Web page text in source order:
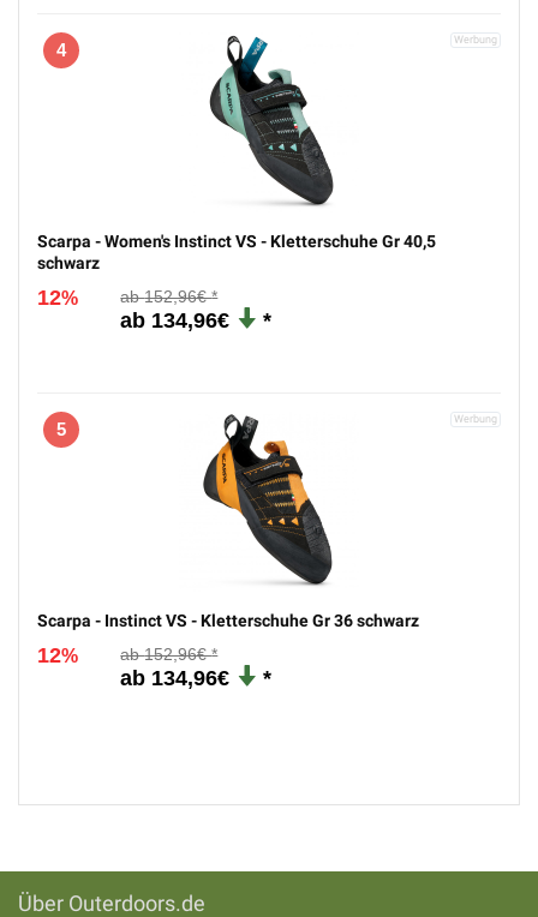
4
Scarpa - Women's Instinct VS - Kletterschuhe Gr 40,5
schwarz
12% 152,96€
134,96€
5
Scarpa - Instinct VS - Kletterschuhe Gr 36 schwarz
12% 152,96€
134,96€
Über Outerdoors.de